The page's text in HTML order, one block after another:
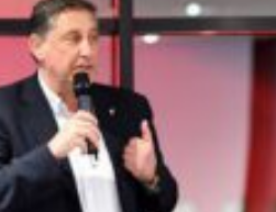
THY ve Pegasus Dünyanın En
Fly Baghdad ABD yaptırım listesinden
Elektrikli uçaklar Avrupa’da kısa